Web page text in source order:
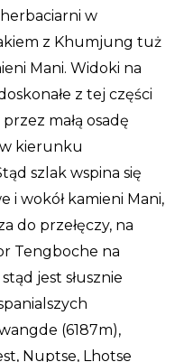
w
z Khumjung tuż
Mani. Widoki na
z tej części
małą osadę
w kierunku
szlak wspina się
i wokół kamieni Mani,
do przełęczy, na
Tengboche na
jest słusznie
(6187m),
Nuptse, Lhotse